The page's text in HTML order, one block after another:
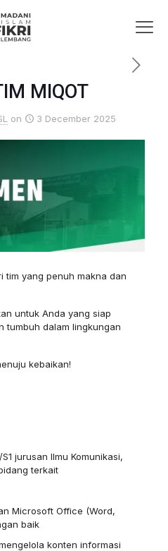
MIQOT
on 3 December 2025
tim yang penuh makna dan
untuk Anda yang siap
tumbuh dalam lingkungan
kebaikan!
jurusan Ilmu Komunikasi,
terkait
Microsoft Office (Word,
baik
konten informasi